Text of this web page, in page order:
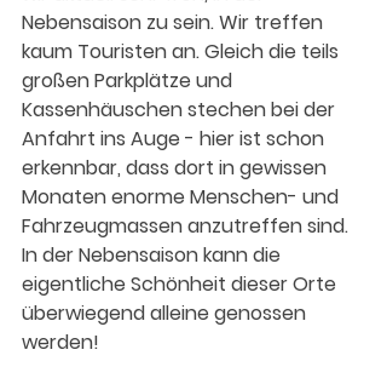
Nebensaison zu sein. Wir treffen
kaum Touristen an. Gleich die teils
großen Parkplätze und
Kassenhäuschen stechen bei der
Anfahrt ins Auge - hier ist schon
erkennbar, dass dort in gewissen
Monaten enorme Menschen- und
Fahrzeugmassen anzutreffen sind.
In der Nebensaison kann die
eigentliche Schönheit dieser Orte
überwiegend alleine genossen
werden!